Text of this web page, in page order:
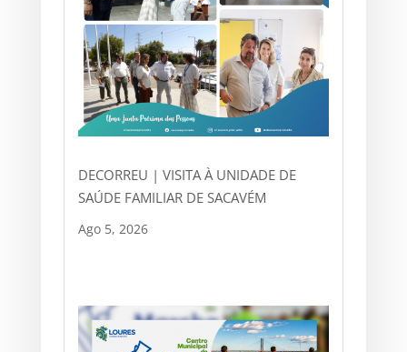
DECORREU | VISITA À UNIDADE DE
SAÚDE FAMILIAR DE SACAVÉM
Ago 5, 2026